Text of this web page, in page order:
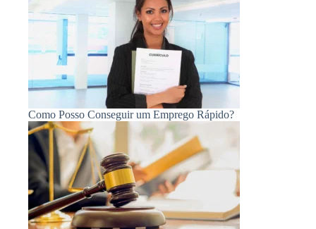
Como Posso Conseguir um Emprego Rápido?